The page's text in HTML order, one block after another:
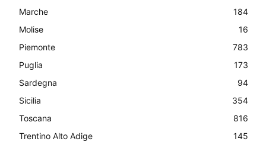
Marche
184
Molise
16
Piemonte
783
Puglia
173
Sardegna
94
Sicilia
354
Toscana
816
Trentino Alto Adige
145